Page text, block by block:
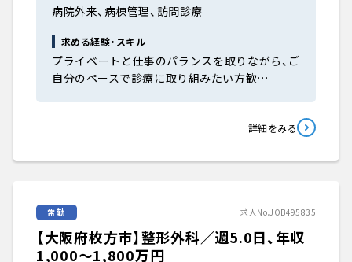
病院外来、病棟管理、訪問診療
求める経験・スキル
プライベートと仕事のパランスを取りながら、ご
自分のペースで診療に取り組みたい方歓…
詳細をみる
常勤 求人No.JOB495835
【大阪府枚方市】整形外科／週5.0日、年収
1,000〜1,800万円